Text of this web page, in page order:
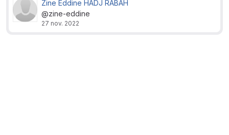
Zine Eddine HADJ RABAH
@zine-eddine
27 nov. 2022